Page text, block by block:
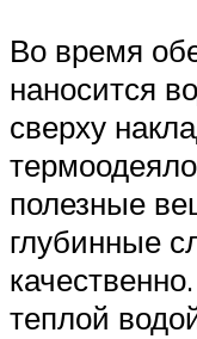
Во время
наносится
сверху
полезные
глубинные
теплой